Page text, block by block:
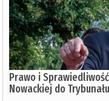
Prawo i
Nowackiej do